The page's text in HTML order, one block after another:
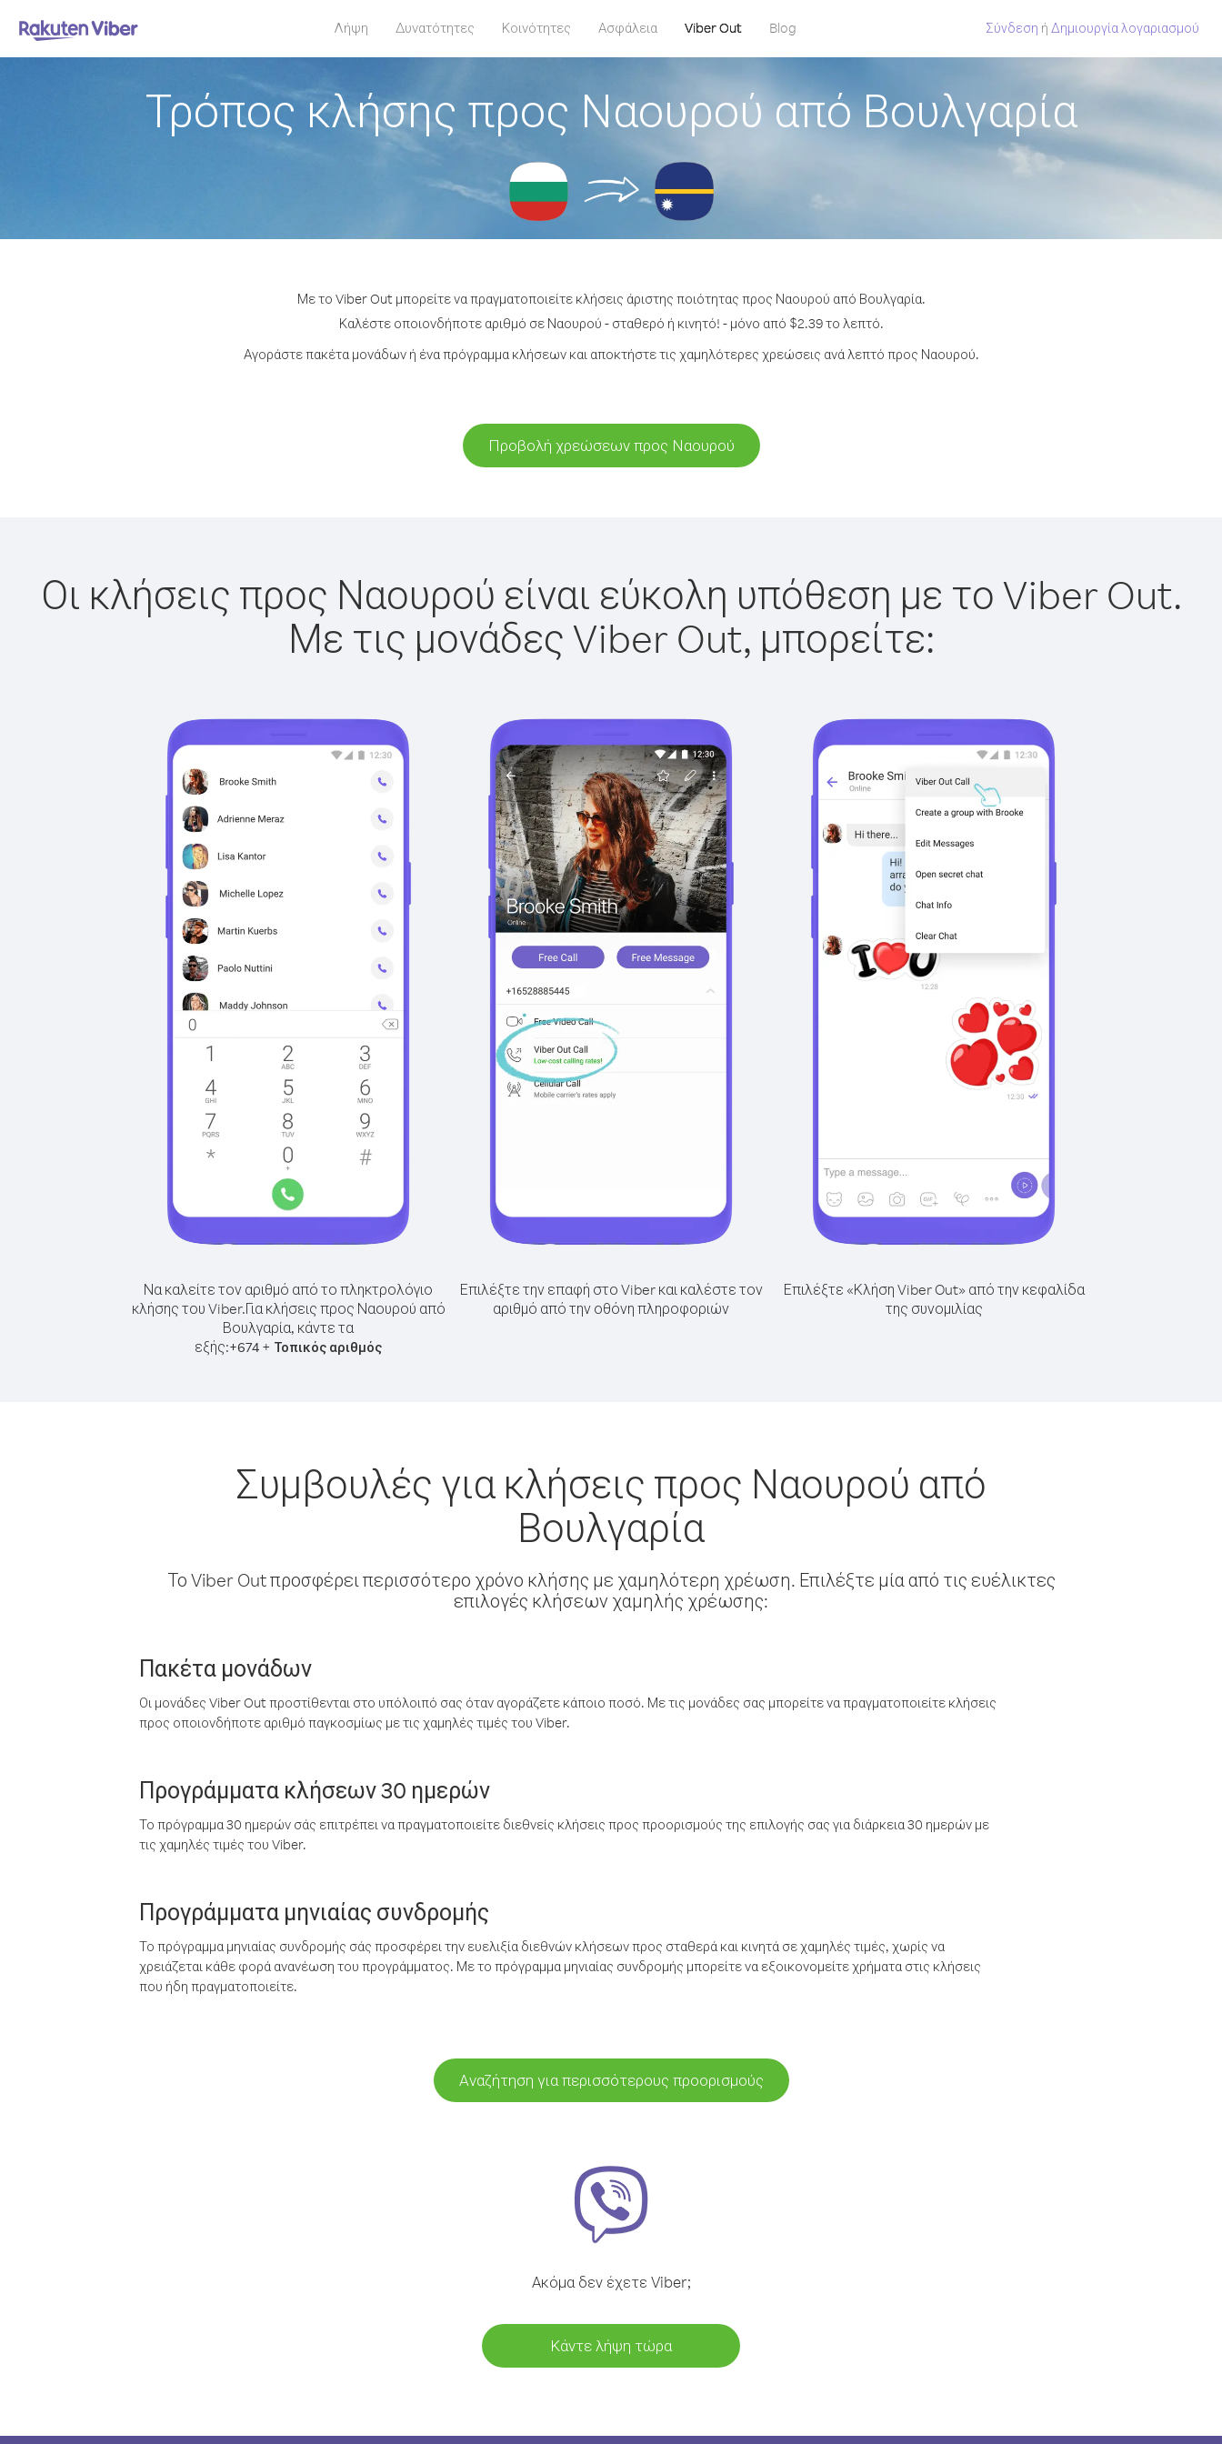
Λήψη Δυνατότητες Κοινότητες Ασφάλεια Viber Out Blog Σύνδεση ή Δημιουργία λογαριασμού
Τρόπος κλήσης προς Ναουρού από Βουλγαρία
Με το Viber Out μπορείτε να πραγματοποιείτε κλήσεις άριστης ποιότητας προς Ναουρού από Βουλγαρία.
Καλέστε οποιονδήποτε αριθμό σε Ναουρού - σταθερό ή κινητό! - μόνο από $2.39 το λεπτό.
Αγοράστε πακέτα μονάδων ή ένα πρόγραμμα κλήσεων και αποκτήστε τις χαμηλότερες χρεώσεις ανά λεπτό προς Ναουρού.
Προβολή χρεώσεων προς Ναουρού
Οι κλήσεις προς Ναουρού είναι εύκολη υπόθεση με το Viber Out.
Με τις μονάδες Viber Out, μπορείτε:
Να καλείτε τον αριθμό από το πληκτρολόγιο
κλήσης του Viber.Για κλήσεις προς Ναουρού από
Βουλγαρία, κάντε τα
εξής:+674 + Τοπικός αριθμός
Επιλέξτε την επαφή στο Viber και καλέστε τον
αριθμό από την οθόνη πληροφοριών
Επιλέξτε «Κλήση Viber Out» από την κεφαλίδα
της συνομιλίας
Συμβουλές για κλήσεις προς Ναουρού από
Βουλγαρία
Το Viber Out προσφέρει περισσότερο χρόνο κλήσης με χαμηλότερη χρέωση. Επιλέξτε μία από τις ευέλικτες
επιλογές κλήσεων χαμηλής χρέωσης:
Πακέτα μονάδων
Οι μονάδες Viber Out προστίθενται στο υπόλοιπό σας όταν αγοράζετε κάποιο ποσό. Με τις μονάδες σας μπορείτε να πραγματοποιείτε κλήσεις
προς οποιονδήποτε αριθμό παγκοσμίως με τις χαμηλές τιμές του Viber.
Προγράμματα κλήσεων 30 ημερών
Το πρόγραμμα 30 ημερών σάς επιτρέπει να πραγματοποιείτε διεθνείς κλήσεις προς προορισμούς της επιλογής σας για διάρκεια 30 ημερών με
τις χαμηλές τιμές του Viber.
Προγράμματα μηνιαίας συνδρομής
Το πρόγραμμα μηνιαίας συνδρομής σάς προσφέρει την ευελιξία διεθνών κλήσεων προς σταθερά και κινητά σε χαμηλές τιμές, χωρίς να
χρειάζεται κάθε φορά ανανέωση του προγράμματος. Με το πρόγραμμα μηνιαίας συνδρομής μπορείτε να εξοικονομείτε χρήματα στις κλήσεις
που ήδη πραγματοποιείτε.
Αναζήτηση για περισσότερους προορισμούς
Ακόμα δεν έχετε Viber;
Κάντε λήψη τώρα